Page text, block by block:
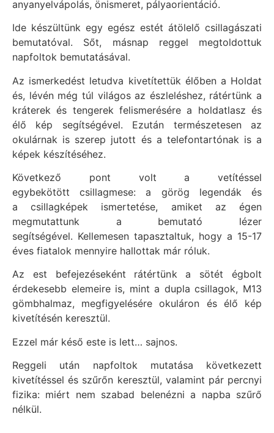
anyanyelvápolás, önismeret, pályaorientáció.
Ide készültünk egy egész estét átölelő csillagászati
bemutatóval. Sőt, másnap reggel megtoldottuk
napfoltok bemutatásával.
Az ismerkedést letudva kivetítettük élőben a Holdat
és, lévén még túl világos az észleléshez, rátértünk a
kráterek és tengerek felismerésére a holdatlasz és
élő kép segítségével. Ezután természetesen az
okulárnak is szerep jutott és a telefontartónak is a
képek készítéséhez.
Következő pont volt a vetítéssel
egybekötött csillagmese: a görög legendák és
a csillagképek ismertetése, amiket az égen
megmutattunk a bemutató lézer
segítségével. Kellemesen tapasztaltuk, hogy a 15-17
éves fiatalok mennyire hallottak már róluk.
Az est befejezéseként rátértünk a sötét égbolt
érdekesebb elemeire is, mint a dupla csillagok, M13
gömbhalmaz, megfigyelésére okuláron és élő kép
kivetítésén keresztül.
Ezzel már késő este is lett… sajnos.
Reggeli után napfoltok mutatása következett
kivetítéssel és szűrőn keresztül, valamint pár percnyi
fizika: miért nem szabad belenézni a napba szűrő
nélkül.